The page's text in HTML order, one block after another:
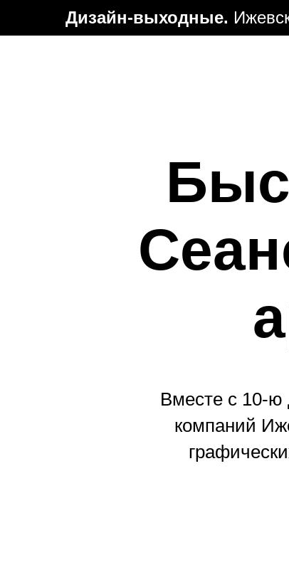
Дизайн-выходные.
Вместе с 10-ю
компаний